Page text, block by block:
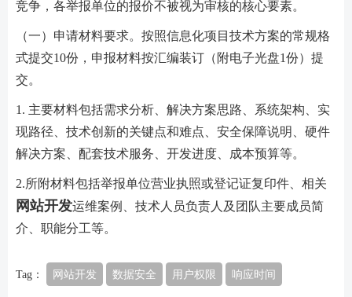
竞争，各举报单位的报价不被视为审核的核心要素。
（一）申请材料要求。按照信息化项目技术方案的常规格
式提交10份，申报材料按汇编装订（附电子光盘1份）提
交。
1. 主要材料包括需求分析、解决方案思路、系统架构、实
现路径、技术创新的关键点和难点、安全保障说明、硬件
解决方案、配套技术服务、开发进度、成本预算等。
2.所附材料包括举报单位营业执照或登记证复印件、相关
网站开发运维案例、技术人员负责人及团队主要成员简
介、职能分工等。
Tag： 网站开发 数据安全 用户权限 响应时间